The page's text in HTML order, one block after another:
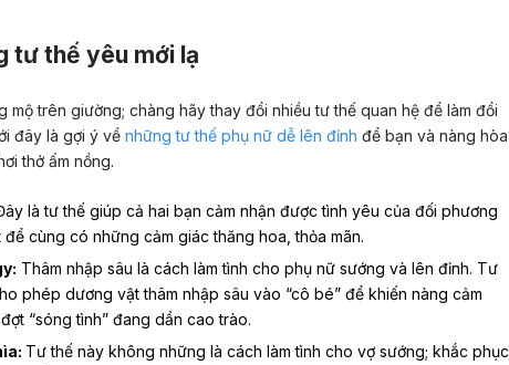
tư thế yêu mới lạ
mộ trên giường; chàng hãy thay đổi nhiều tư thế quan hệ để làm đổi
đây là gợi ý về những tư thế phụ nữ dễ lên đỉnh để bạn và nàng hòa
thở ấm nồng.
là tư thế giúp cả hai bạn cảm nhận được tình yêu của đối phương
để cùng có những cảm giác thăng hoa, thỏa mãn.
Thâm nhập sâu là cách làm tình cho phụ nữ sướng và lên đỉnh. Tư
phép dương vật thâm nhập sâu vào “cô bé” để khiến nàng cảm
“sóng tình” đang dần cao trào.
Tư thế này không những là cách làm tình cho vợ sướng; khắc phục